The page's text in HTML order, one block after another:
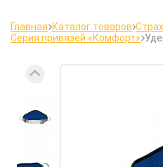
Главная Каталог товаров
Серия привязей «Комфорт»